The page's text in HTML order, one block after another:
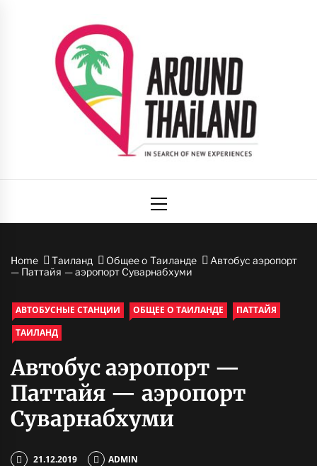
Таиланда
Menu
Home Таиланд Общее о Таиланде
Автобус аэропорт
— Паттайя — аэропорт Суварнабхуми
АВТОБУСНЫЕ СТАНЦИИ ОБЩЕЕ О ТАИЛАНДЕ
ПАТТАЙЯ
ТАИЛАНД
Автобус аэропорт —
Паттайя — аэропорт
Суварнабхуми
21.12.2019 ADMIN